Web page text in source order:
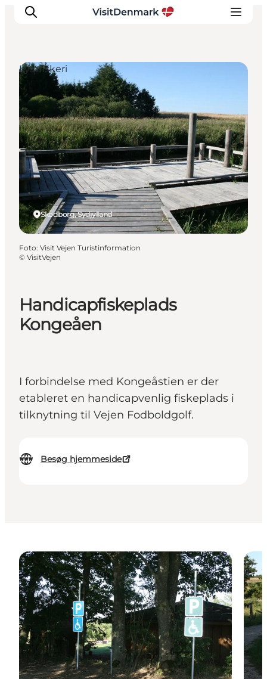
Inspiration
Destinationer
Oplevelser
Overnatning
Planlæg ferien
Handicapfiskeplads
Kongeåen
I forbindelse med Kongeåstien er der
etableret en handicapvenlig fiskeplads i
tilknytning til Vejen Fodboldgolf.
Besøg hjemmeside
Skodborg, Sydjylland
Lystfiskeri
Foto: Visit Vejen Turistinformation
© VisitVejen